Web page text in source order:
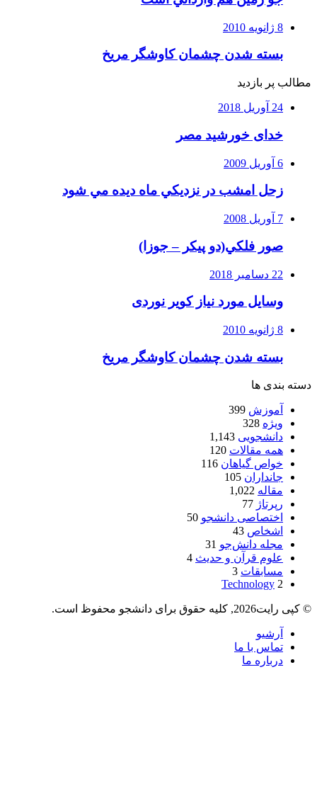
8 ژانویه 2010
بسته شدن چشمان کاوشگر مريخ
مطالب پر بازدید
24 آوریل 2018
خدای خورشید مصر
6 آوریل 2009
زحل امشب در نزديكي ماه ديده مي شود
7 آوریل 2008
صور فلكي(دو پیکر – جوزا)
22 دسامبر 2018
وسایل مورد نیاز کویر نوردی
8 ژانویه 2010
بسته شدن چشمان کاوشگر مريخ
دسته بندی ها
آموزش 399
ویژه 328
دانشجویی 1,143
همه مقالات 120
خواص گیاهان 116
جانداران 105
مقاله 1,022
رپرتاژ 77
اختصاصی دانشجو 50
اشخاص 43
مجله دانش‌جو 31
علوم قرآن و حدیث 4
مسابقات 3
Technology 2
© کپی رایت2026, کلیه حقوق برای دانشجو محفوظ است.
آرشیو
تماس با ما
درباره ما